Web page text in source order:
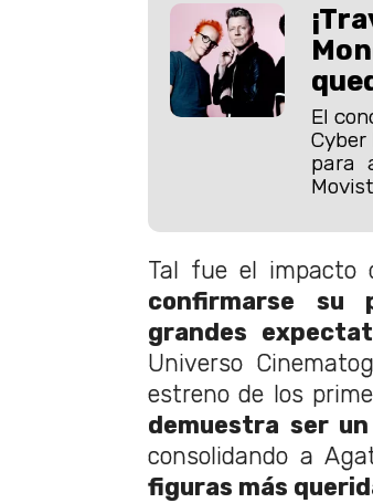
El
Cyber
para
Tal fue el impacto
confirmarse su
grandes
Universo
estreno de los
demuestra ser
consolidando a
figuras más